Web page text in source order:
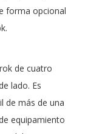
forma opcional
de cuatro
lado. Es
de más de una
equipamiento